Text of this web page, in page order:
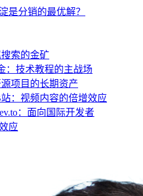
是分销的最优解？
索的金矿
：技术教程的主战场
项目的长期资产
站：视频内容的倍增效应
：面向国际开发者
应